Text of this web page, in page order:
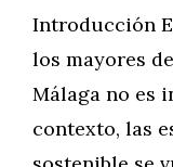
Introducción
los mayores
Málaga no es
contexto, las